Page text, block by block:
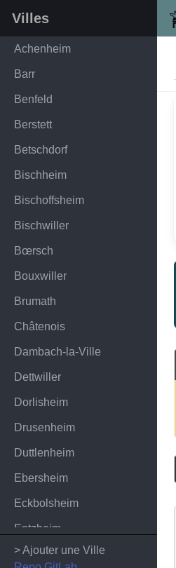
Villes
Achenheim
Barr
Benfeld
Berstett
Betschdorf
Bischheim
Bischoffsheim
Bischwiller
Bœrsch
Bouxwiller
Brumath
Châtenois
Dambach-la-Ville
Dettwiller
Dorlisheim
Drusenheim
Duttlenheim
Ebersheim
Eckbolsheim
Entzheim
Epfig
> Ajouter une Ville